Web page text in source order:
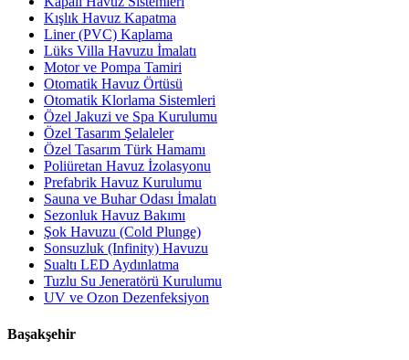
Kışlık Havuz Kapatma
Liner (PVC) Kaplama
Lüks Villa Havuzu İmalatı
Motor ve Pompa Tamiri
Otomatik Havuz Örtüsü
Otomatik Klorlama Sistemleri
Özel Jakuzi ve Spa Kurulumu
Özel Tasarım Şelaleler
Özel Tasarım Türk Hamamı
Poliüretan Havuz İzolasyonu
Prefabrik Havuz Kurulumu
Sauna ve Buhar Odası İmalatı
Sezonluk Havuz Bakımı
Şok Havuzu (Cold Plunge)
Sonsuzluk (Infinity) Havuzu
Sualtı LED Aydınlatma
Tuzlu Su Jeneratörü Kurulumu
UV ve Ozon Dezenfeksiyon
Başakşehir